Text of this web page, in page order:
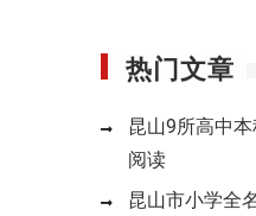
热门文章
昆山9所高中
阅读
昆山市小学全